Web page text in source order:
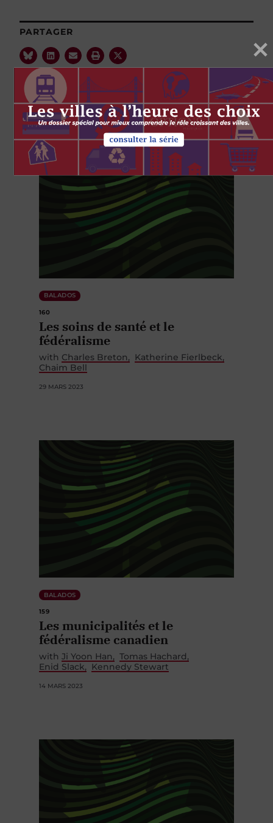
PARTAGER
LECTURES
COMPLÉMENTAIRES
BALADOS
160
Les soins de santé et le
fédéralisme
with Charles Breton
Katherine Fierlbeck
Chaim Bell
29 MARS 2023
BALADOS
159
Les municipalités et le
fédéralisme canadien
with Ji Yoon Han
Tomas Hachard
Enid Slack
Kennedy Stewart
14 MARS 2023